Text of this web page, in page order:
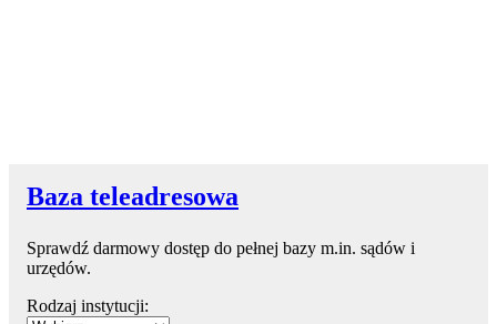
Baza teleadresowa
Sprawdź darmowy dostęp do pełnej bazy m.in. sądów i
urzędów.
Rodzaj instytucji: